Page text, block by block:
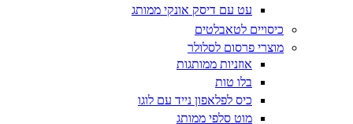
עט עם דיסק אונקי ממותג
כיסויים לטאבלטים
מוצרי פרסום לסלולר
אוזניות ממותגות
בלו טות
כיס לפלאפון נייד עם לוגו
מוט סלפי ממותג